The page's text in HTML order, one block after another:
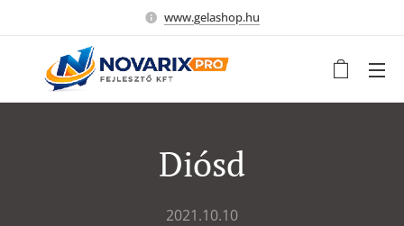
www.gelashop.hu
Diósd
2021.10.10